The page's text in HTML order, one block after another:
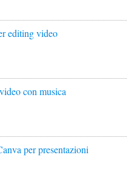
editing video
con musica
per presentazioni